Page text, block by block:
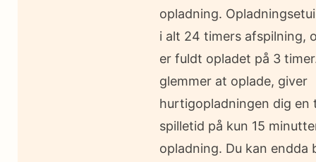
opladning.
i alt 24 timers afspilning,
er fuldt opladet på 3
glemmer at oplade, giver
hurtigopladningen dig en
spilletid på kun 15
opladning. Du kan endda